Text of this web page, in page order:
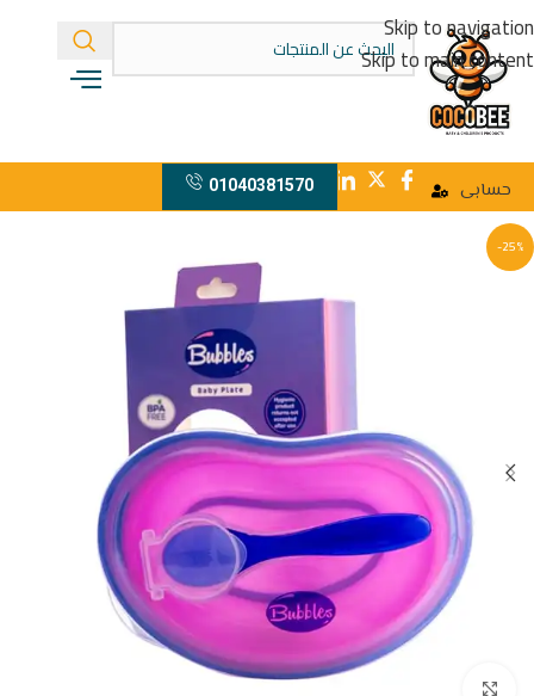
Skip to navigation
Skip to main content
حسابى 01040381570
-25%